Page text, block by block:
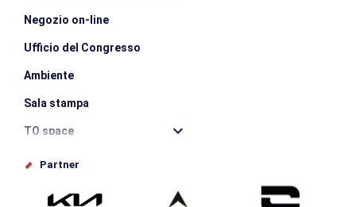
Negozio on-line
Ufficio del Congresso
Ambiente
Sala stampa
TO space
Offices de tourisme
Partner